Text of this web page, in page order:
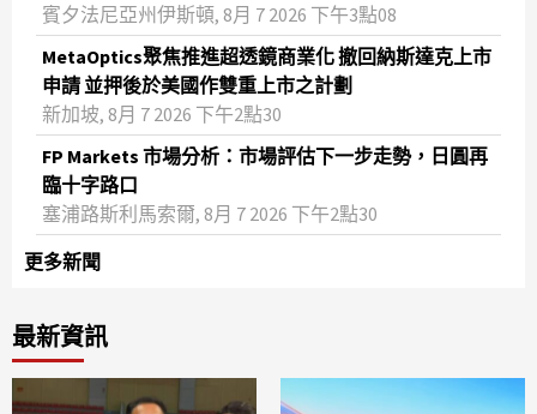
賓夕法尼亞州伊斯頓, 8月 7 2026 下午3點08
MetaOptics聚焦推進超透鏡商業化 撤回納斯達克上市
申請 並押後於美國作雙重上市之計劃
新加坡, 8月 7 2026 下午2點30
FP Markets 市場分析：市場評估下一步走勢，日圓再
臨十字路口
塞浦路斯利馬索爾, 8月 7 2026 下午2點30
更多新聞
最新資訊